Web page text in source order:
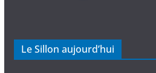
Le Sillon aujourd’hui